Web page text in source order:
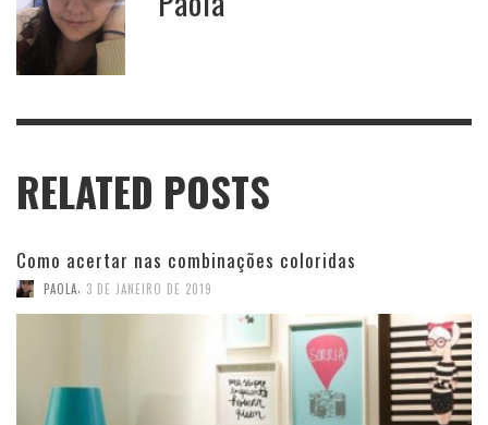
RELATED POSTS
Como acertar nas combinações coloridas
PAOLA 3 DE JANEIRO DE 2019